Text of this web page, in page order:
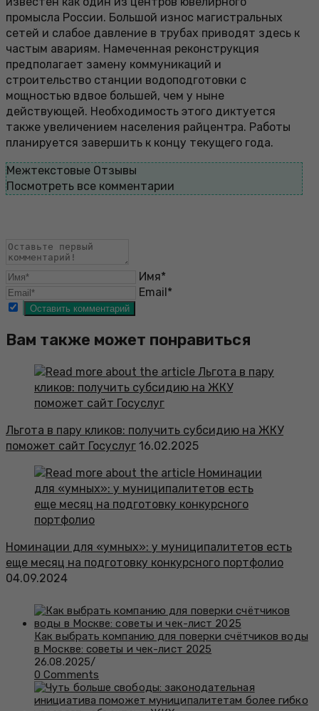
промысла России. Большой износ магистральных
сетей и слабое давление в трубах приводят здесь к
частым авариям. Намеченная реконструкция
предполагает замену коммуникаций и
строительство станции водоподготовки с
мощностью вдвое большей, чем у ныне
действующей. Необходимость этого диктуется
также увеличением населения райцентра. Работы
планируется завершить к концу текущего года.
Межтекстовые Отзывы
Посмотреть все комментарии
Имя*
Email*
Вам также может понравиться
Льгота в пару кликов: получить субсидию на ЖКУ
поможет сайт Госуслуг 16.02.2025
Номинации для «умных»: у муниципалитетов есть
еще месяц на подготовку конкурсного портфолио
04.09.2024
Как выбрать компанию для поверки счётчиков воды
в Москве: советы и чек-лист 2025
26.08.2025/
0 Comments